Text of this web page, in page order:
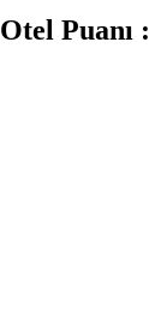
Otel Puanı :